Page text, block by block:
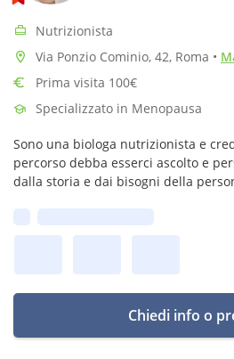
Nutrizionista
Via Ponzio Cominio, 42, Roma •
Prima visita 100€
Specializzato in Menopausa
Sono una biologa nutrizionista e
percorso debba esserci ascolto e
dalla storia e dai bisogni della
Chiedi info o